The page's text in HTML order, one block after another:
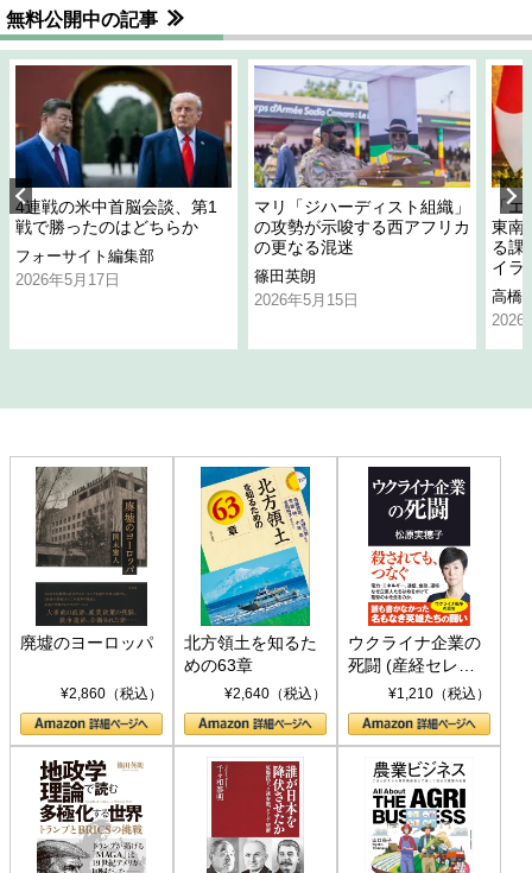
無料公開中の記事
4連戦の米中首脳会談、第1
戦で勝ったのはどちらか
フォーサイト編集部
2026年5月17日
マリ「ジハーディスト組織」
の攻勢が示唆する西アフリカ
の更なる混迷
篠田英朗
2026年5月15日
「
東南
る課
イラ
高橋
2026
廃墟のヨーロッパ
¥2,860（税込）
北方領土を知るた
めの63章
¥2,640（税込）
ウクライナ企業の
死闘 (産経セレク
ト S 039)¥1,210（税込）